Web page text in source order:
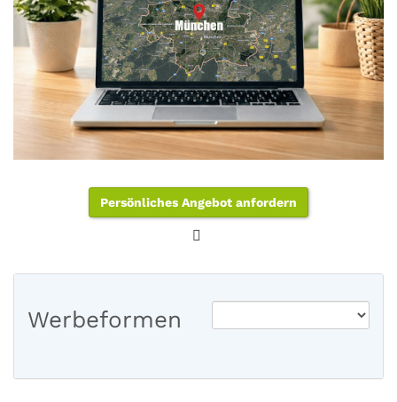
Persönliches Angebot anfordern
Werbeformen